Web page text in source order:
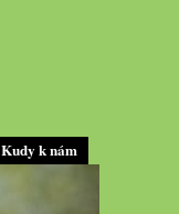
Kudy k nám